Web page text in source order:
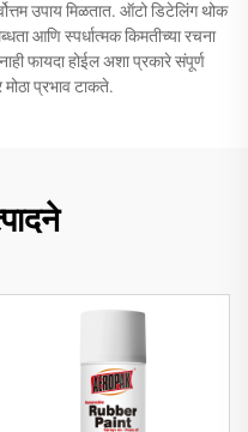
उपाय मिळतात. ऑटो डिटेलिंग थोक
आणि स्पर्धात्मक किमतीच्या रचना
फायदा होईल अशा प्रकारे संपूर्ण
प्रभाव टाकते.